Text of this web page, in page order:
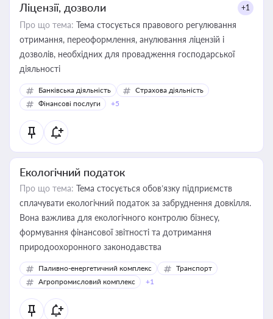
Ліцензії, дозволи +1
Про що тема: Тема стосується правового регулювання
отримання, переоформлення, анулювання ліцензій і
дозволів, необхідних для провадження господарської
діяльності
Банківська діяльність
Страхова діяльність
Фінансові послуги
+5
Екологічний податок
Про що тема: Тема стосується обов’язку підприємств
сплачувати екологічний податок за забруднення довкілля.
Вона важлива для екологічного контролю бізнесу,
формування фінансової звітності та дотримання
природоохоронного законодавства
Паливно-енергетичний комплекс
Транспорт
Агропромисловий комплекс
+1